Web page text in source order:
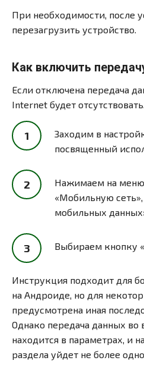
При необходимости, после
перезагрузить устройство.
Как включить
Если отключена передача
Internet будет
Заходим в
посвященный
Нажимаем на
«Мобильную
мобильных
Выбираем кнопку
Инструкция подходит для
на Андроиде, но для
предусмотрена иная
Однако передача данных во
находится в параметрах, и
раздела уйдет не более